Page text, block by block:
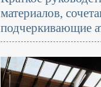
материалов,
подчеркивающие